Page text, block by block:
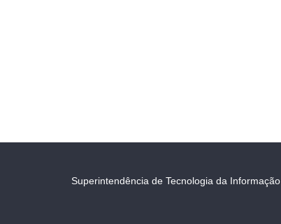
Superintendência de Tecnologia da Informação